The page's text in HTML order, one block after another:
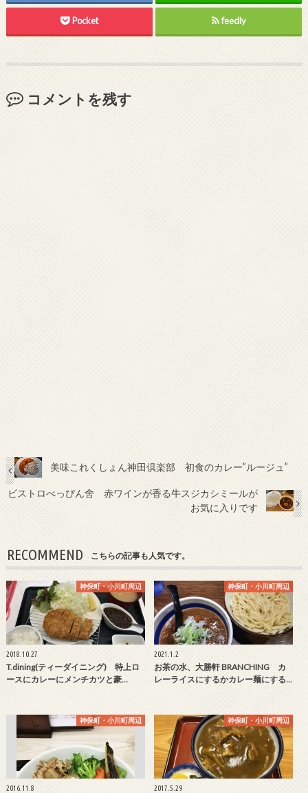
Pocket feedly
コメントを残す
美味これくしょん神田倶楽部 初食のカレー”ルージュ”
ビストロべっぴん舍 赤ワインが香る牛スジカシミールが
お気に入りです
RECOMMEND こちらの記事も人気です。
神保町・小川町周辺
2018.10.27
T.dining(ティーダイニング) 特上ロ
ースにカレーにメンチカツと豪…
神保町・小川町周辺
2021.1.2
お茶の水、大勝軒 BRANCHING カ
レーライスにするかカレー麺にする…
神保町・小川町周辺
2016.11.8
神保町・小川町周辺
2017.5.29